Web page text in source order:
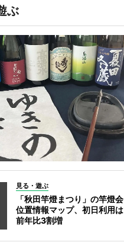
ぶ
見る・遊ぶ
「秋田竿燈まつり」の竿燈会
位置情報マップ、初日利用は
前年比3割増